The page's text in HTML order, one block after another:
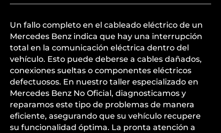
Un fallo completo en el cableado eléctrico de un
Mercedes Benz indica que hay una interrupción
total en la comunicación eléctrica dentro del
vehículo. Esto puede deberse a cables dañados,
conexiones sueltas o componentes eléctricos
defectuosos. En nuestro taller especializado en
Mercedes Benz No Oficial, diagnosticamos y
reparamos este tipo de problemas de manera
eficiente, asegurando que su vehículo recupere
su funcionalidad óptima. La pronta atención a